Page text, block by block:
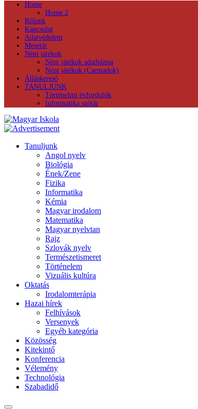
Home
Home 2
Rólunk
Kapcsolat
Adatvédelem
Mesetár
Népi játékok
Népi játékok adatbázisa
Népi játékok (Csemadok)
Álláskereső
TANULJUNK
Történelmi évfordulók
Informatika szótár
Tanuljunk
Angol nyelv
Biológia
Ének/Zene
Fizika
Informatika
Kémia
Magyar irodalom
Matematika
Magyar nyelvtan
Rajz
Szlovák nyelv
Természetismeret
Történelem
Vizuális kultúra
Oktatás
Irodalomterápia
Hazai hírek
Felhívások
Versenyek
Egyéb kategória
Közösség
Kitekintő
Konferencia
Vélemény
Technológia
Szabadidő